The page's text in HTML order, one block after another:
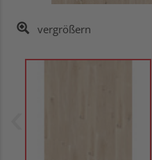
vergrößern